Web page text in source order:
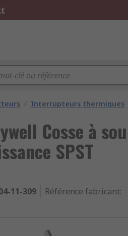
/ Interrupteurs thermiques
Cosse à
SPST
11-309 Référence fabricant: